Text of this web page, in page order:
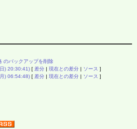
のバックアップを削除
) 20:30:41) [ 差分 現在との差分 ソース ]
) 06:54:48) [ 差分 現在との差分 ソース ]